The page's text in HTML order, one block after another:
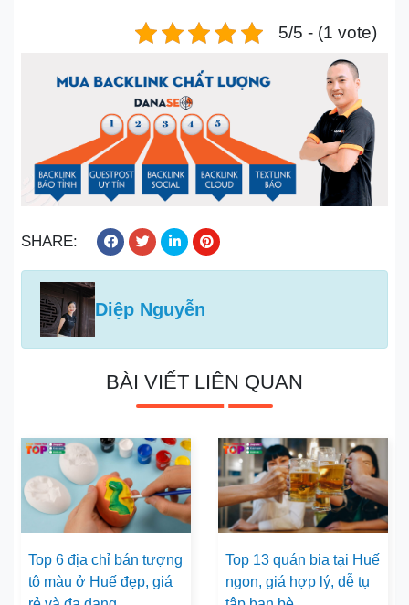
5/5 - (1 vote)
SHARE:
Diệp Nguyễn
BÀI VIẾT LIÊN QUAN
Top 6 địa chỉ bán tượng
tô màu ở Huế đẹp, giá
Top 13 quán bia tại Huế
ngon, giá hợp lý, dễ tụ